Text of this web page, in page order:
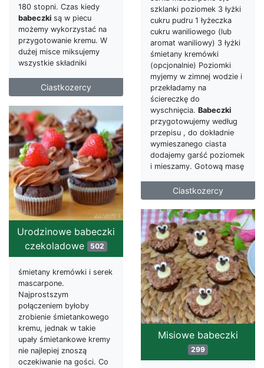
180 stopni. Czas kiedy
babeczki są w piecu
możemy wykorzystać na
przygotowanie kremu. W
dużej misce miksujemy
wszystkie składniki
Ciastkozercy
szklanki poziomek 3 łyżki
cukru pudru 1 łyżeczka
cukru waniliowego (lub
aromat waniliowy) 3 łyżki
śmietany kremówki
(opcjonalnie) Poziomki
myjemy w zimnej wodzie i
przekładamy na
ściereczkę do
wyschnięcia. Babeczki
przygotowujemy według
przepisu , do dokładnie
wymieszanego ciasta
dodajemy garść poziomek
i mieszamy. Gotową masę
Ciastkozercy
Urodzinowe babeczki
czekoladowe 502
śmietany kremówki i serek
mascarpone.
Najprostszym
połączeniem byłoby
zrobienie śmietankowego
kremu, jednak w takie
upały śmietankowe kremy
nie najlepiej znoszą
oczekiwanie na gości. Co
Misiowe babeczki
299